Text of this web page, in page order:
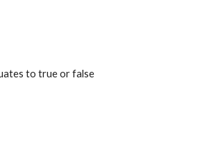
to true or false